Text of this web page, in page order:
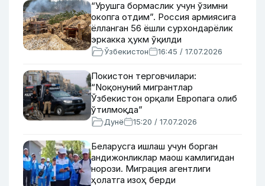
“Урушга бормаслик учун ўзимни
окопга отдим”. Россия армиясига
ёлланган 56 ёшли сурхондарёлик
эркакка ҳукм ўқилди
Ўзбекистон 16:45 / 17.07.2026
Покистон терговчилари:
“Nоқонуний мигрантлар
Ўзбекистон орқали Европага олиб
ўтилмоқда”
Дунё 15:20 / 17.07.2026
Беларусга ишлаш учун борган
андижонликлар маош камлигидан
норози. Миграция агентлиги
ҳолатга изоҳ берди